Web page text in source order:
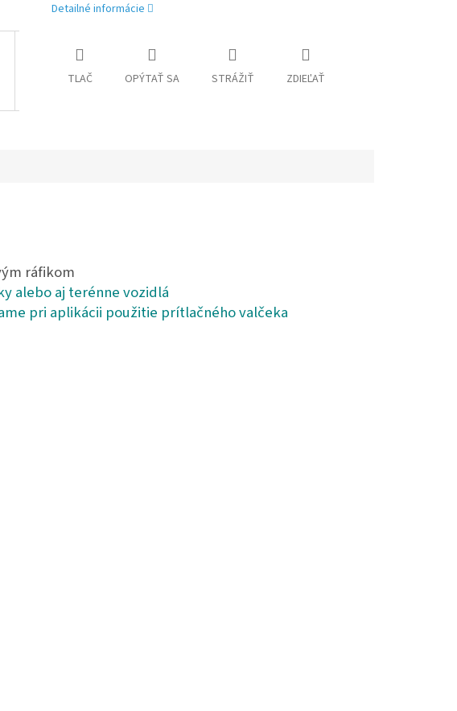
Detailné informácie
TLAČ OPÝTAŤ SA STRÁŽIŤ ZDIEĽAŤ
ráfikom
alebo aj terénne vozidlá
pri aplikácii použitie prítlačného valčeka